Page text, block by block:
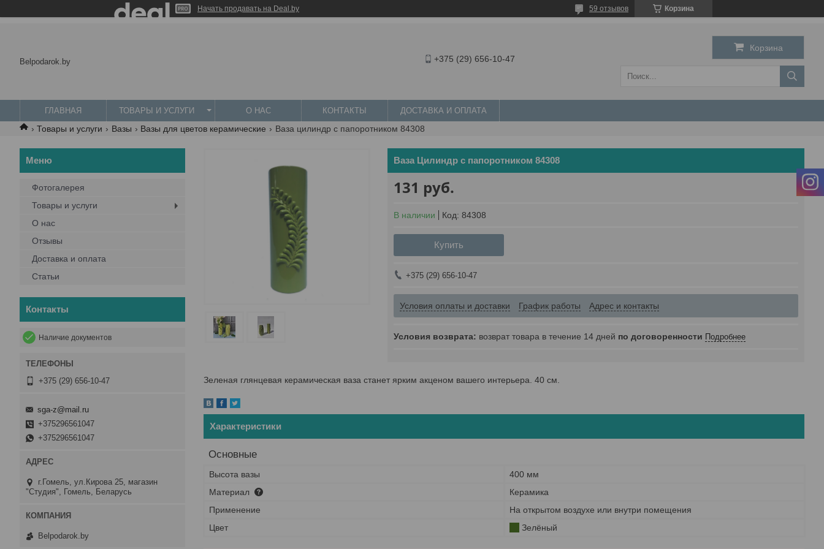
Начать продавать на Deal.by Корзина
59 отзывов
Belpodarok.by +375 (29) 656-10-47
Корзина
ГЛАВНАЯ ТОВАРЫ И УСЛУГИ О НАС КОНТАКТЫ ДОСТАВКА И ОПЛАТА
Товары и услуги Вазы Вазы для цветов керамические Ваза цилиндр с папоротником 84308
Ваза Цилиндр с папоротником 84308
131 руб.
В наличии Код: 84308
Купить
+375 (29) 656-10-47
Условия оплаты и доставки График работы Адрес и контакты
возврат товара в течение 14 дней по договоренности Подробнее
Зеленая глянцевая керамическая ваза станет ярким акценом вашего интерьера. 40 см.
Характеристики
Основные
Высота вазы
400 мм
Материал
Керамика
Применение
На открытом воздухе или внутри помещения
Цвет
Зелёный
Фотогалерея
Товары и услуги
О нас
Отзывы
Доставка и оплата
Статьи
Контакты
Наличие документов
+375 (29) 656-10-47
sga-z@mail.ru
+375296561047
+375296561047
г.Гомель, ул.Кирова 25, магазин
"Студия", Гомель, Беларусь
Belpodarok.by